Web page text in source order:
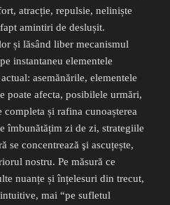
atracție, repulsie, neliniște
amintiri de deslușit.
și lăsând liber mecanismul
instantaneu elementele
asemănările, elementele
poate afecta, posibilele urmări,
și rafina cunoașterea
îmbunătățim zi de zi, strategiile
se concentrează şi ascuțește,
nostru. Pe măsură ce
nuanțe și înțelesuri din trecut,
mai “pe sufletul